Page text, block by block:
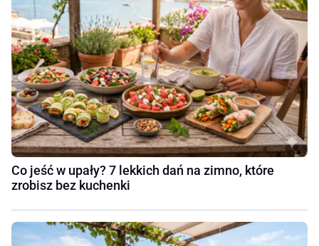
Co jeść w upały? 7 lekkich dań na zimno, które
zrobisz bez kuchenki